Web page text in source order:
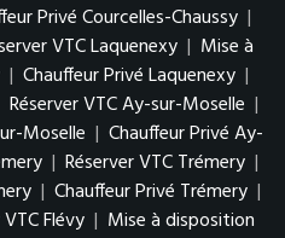
Privé Courcelles-Chaussy |
VTC Laquenexy | Mise à
| Chauffeur Privé Laquenexy |
Réserver VTC Ay-sur-Moselle |
Moselle | Chauffeur Privé Ay-
| Réserver VTC Trémery |
| Chauffeur Privé Trémery |
Flévy | Mise à disposition